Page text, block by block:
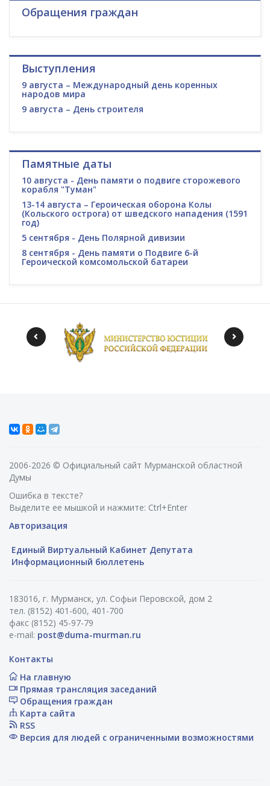
Обращения граждан
Выступления
9 августа – Международный день коренных
народов мира
9 августа – День строителя
Памятные даты
10 августа - День памяти о подвиге сторожевого
корабля "Туман"
13-14 августа – Героическая оборона Колы
(Кольского острога) от шведского нападения (1591
год)
5 сентября - День Полярной дивизии
8 сентября - День памяти о Подвиге 6-й
Героической комсомольской батареи
2006-2026 © Официальный сайт Мурманской областной
Думы
Ошибка в тексте?
Выделите ее мышкой и нажмите: Ctrl+Enter
Авторизация
Единый Виртуальный Кабинет Депутата
Информационный бюллетень
183016, г. Мурманск, ул. Софьи Перовской, дом 2
тел. (8152) 401-600, 401-700
факс (8152) 45-97-79
e-mail: post@duma-murman.ru
Контакты
На главную
Прямая трансляция заседаний
Обращения граждан
Карта сайта
RSS
Версия для людей с ограниченными возможностями